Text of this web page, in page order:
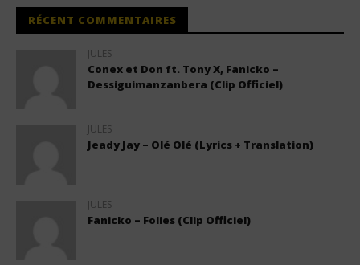
RÉCENT COMMENTAIRES
JULES
Conex et Don ft. Tony X, Fanicko –
Dessiguimanzanbera (Clip Officiel)
JULES
Jeady Jay – Olé Olé (Lyrics + Translation)
JULES
Fanicko – Folies (Clip Officiel)